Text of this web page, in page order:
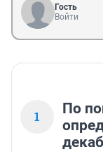
Гость
Войти
1
По